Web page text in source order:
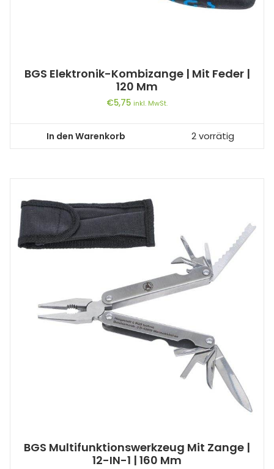
BGS Elektronik-Kombizange | Mit Feder |
120 Mm
€5,75 inkl. MwSt.
In den Warenkorb 2 vorrätig
BGS Multifunktionswerkzeug Mit Zange |
12-IN-1 | 160 Mm